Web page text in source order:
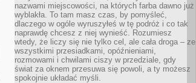
nazwami miejscowości, na których farba dawno już
wyblakła. To tam masz czas, by pomyśleć,
dlaczego w ogóle wyruszyłeś w tę podróż i co tak
naprawdę chcesz z niej wynieść. Rozumiesz
wtedy, że liczy się nie tylko cel, ale cała droga – ze
wszystkimi przesiadkami, opóźnieniami,
rozmowami i chwilami ciszy w przedziale, gdy
świat za oknem przesuwa się powoli, a ty możesz
spokojnie układać myśli.